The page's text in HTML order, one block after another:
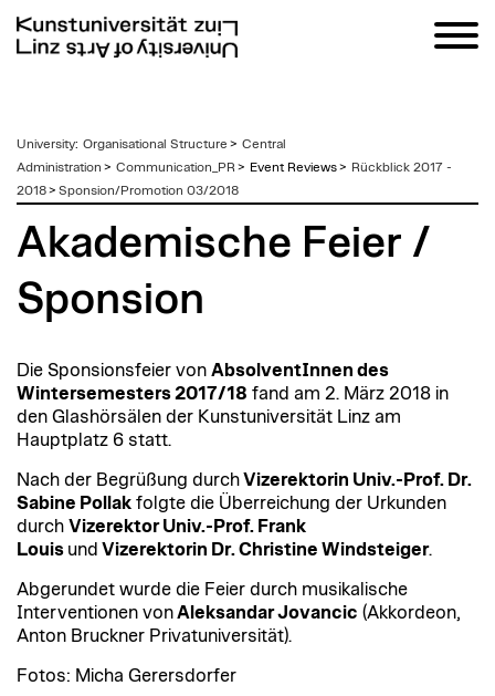
zum
Inhalt
University: Organisational Structure > Central
Administration > Communication_PR > Event Reviews > Rückblick 2017 -
2018> Sponsion/Promotion 03/2018
Akademische Feier /
Sponsion
Die Sponsionsfeier von AbsolventInnen des
Wintersemesters 2017/18 fand am 2. März 2018 in
den Glashörsälen der Kunstuniversität Linz am
Hauptplatz 6 statt.
Nach der Begrüßung durchVizerektorin Univ.-Prof. Dr.
Sabine Pollak folgte die Überreichung der Urkunden
durch Vizerektor Univ.-Prof. Frank
Louis und Vizerektorin Dr. Christine Windsteiger.
Abgerundet wurde die Feier durch musikalische
Interventionen vonAleksandar Jovancic (Akkordeon,
Anton Bruckner Privatuniversität).
Fotos: Micha Gerersdorfer